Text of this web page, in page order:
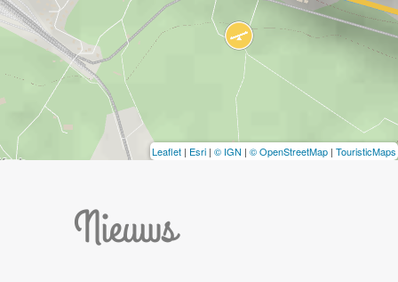
Leaflet | Esri | © IGN | © OpenStreetMap | TouristicMaps
Nieuws